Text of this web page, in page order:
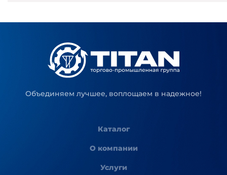
Объединяем лучшее, воплощаем в надежное!
Каталог
О компании
Услуги